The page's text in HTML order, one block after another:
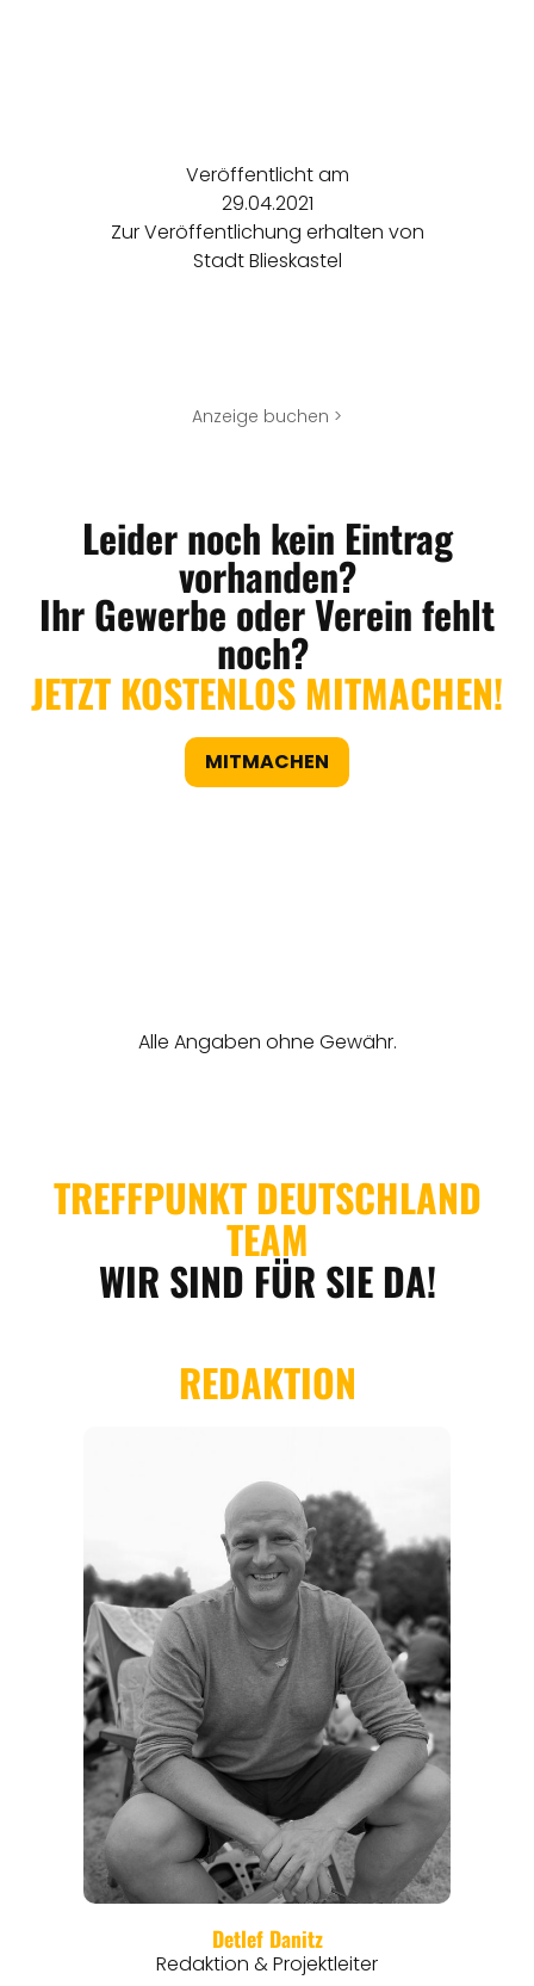
Veröffentlicht am
29.04.2021
Zur Veröffentlichung erhalten von
Stadt Blieskastel
Anzeige buchen >
Leider noch kein Eintrag
vorhanden?
Ihr Gewerbe oder Verein fehlt
noch?
JETZT KOSTENLOS MITMACHEN!
MITMACHEN